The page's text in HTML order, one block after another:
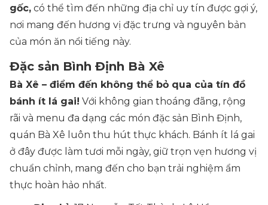
gốc, có thể tìm đến những địa chỉ uy tín được gợi ý,
nơi mang đến hương vị đặc trưng và nguyên bản
của món ăn nổi tiếng này.
Đặc sản Bình Định Bà Xê
Bà Xê – điểm đến không thể bỏ qua của tín đồ
bánh ít lá gai! Với không gian thoáng đãng, rộng
rãi và menu đa dạng các món đặc sản Bình Định,
quán Bà Xê luôn thu hút thực khách. Bánh ít lá gai
ở đây được làm tươi mỗi ngày, giữ trọn vẹn hương vị
chuẩn chỉnh, mang đến cho bạn trải nghiệm ẩm
thực hoàn hảo nhất.